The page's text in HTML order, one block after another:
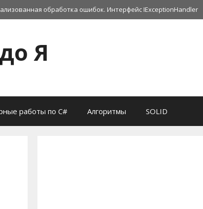
обработка ошибок. Интерфейс IExceptionHandler
Я
работы по C# Алгоритмы SOLID